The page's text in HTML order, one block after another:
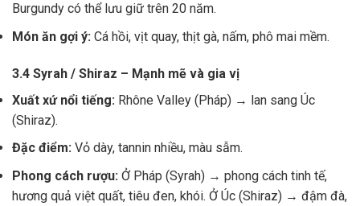
Burgundy có thể lưu giữ trên 20 năm.
Món ăn gợi ý: Cá hồi, vịt quay, thịt gà, nấm, phô mai mềm.
3.4 Syrah / Shiraz – Mạnh mẽ và gia vị
Xuất xứ nổi tiếng: Rhône Valley (Pháp) → lan sang Úc
(Shiraz).
Đặc điểm: Vỏ dày, tannin nhiều, màu sẫm.
Phong cách rượu: Ở Pháp (Syrah) → phong cách tinh tế,
hương quả việt quất, tiêu đen, khói. Ở Úc (Shiraz) → đậm đà,